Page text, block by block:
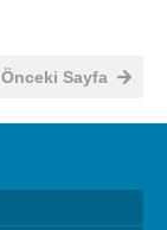
Önceki Sayfa